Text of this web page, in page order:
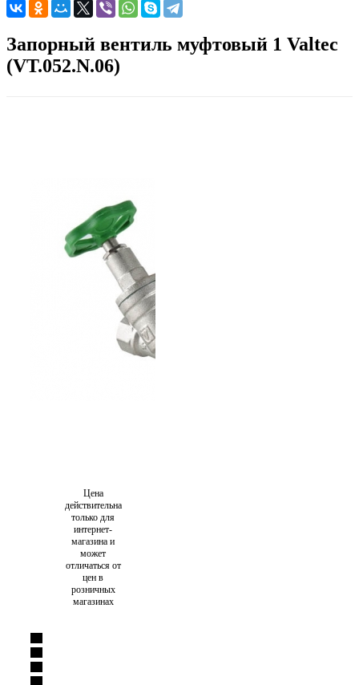
Запорный вентиль муфтовый 1 Valtec
(VT.052.N.06)
Цена
действительна
только для
интернет-
магазина и
может
отличаться от
цен в
розничных
магазинах